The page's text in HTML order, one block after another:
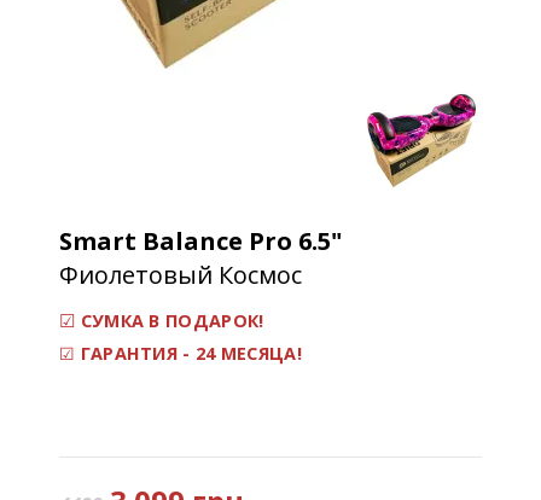
Smart Balance Pro 6.5"
Фиолетовый Космос
☑ СУМКА В ПОДАРОК!
☑ ГАРАНТИЯ - 24 МЕСЯЦА!